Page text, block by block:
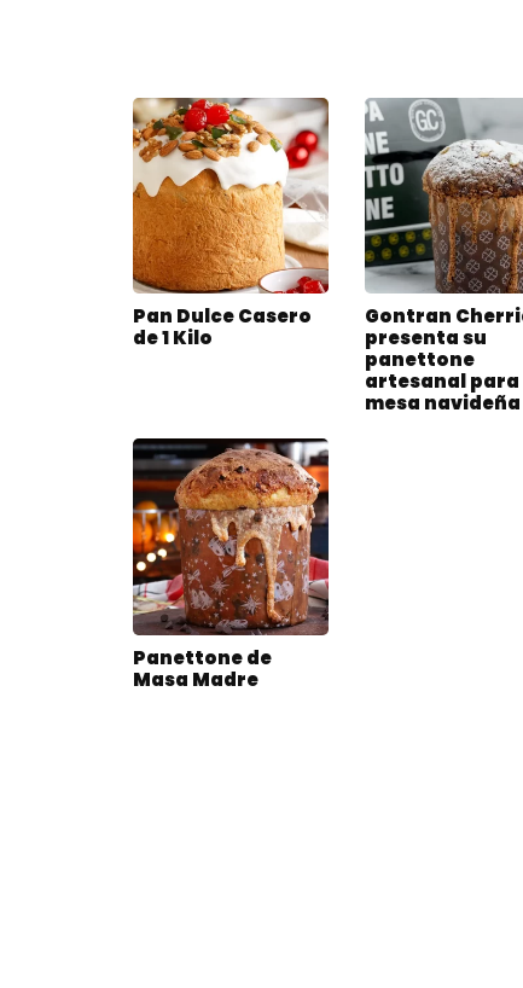
Pan Dulce Casero
de 1 Kilo
Gontran
presenta su
panettone
artesanal para
mesa navideña
Panettone de
Masa Madre